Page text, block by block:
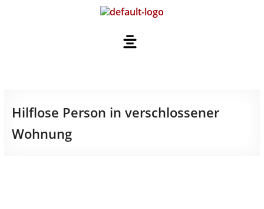
Hilflose Person in verschlossener
Wohnung